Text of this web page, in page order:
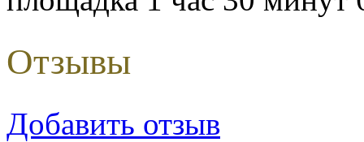
Отзывы
Добавить отзыв